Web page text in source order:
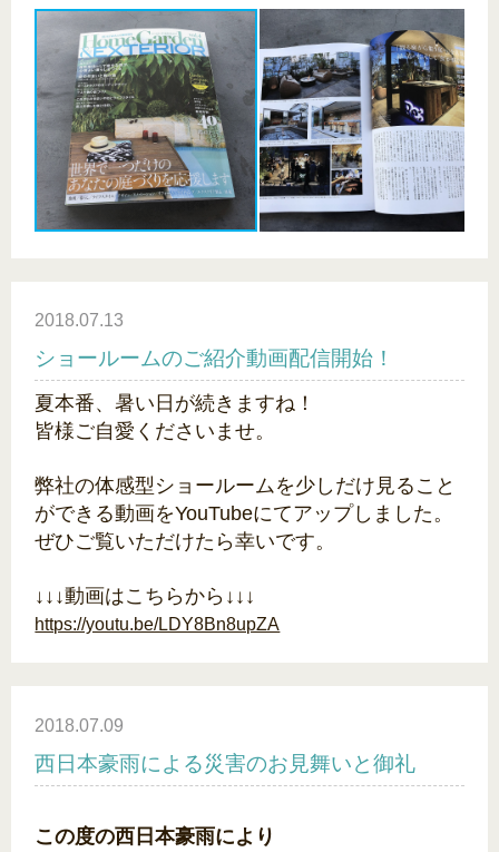
2018.07.13
ショールームのご紹介動画配信開始！
夏本番、暑い日が続きますね！
皆様ご自愛くださいませ。
弊社の体感型ショールームを少しだけ見ること
ができる動画をYouTubeにてアップしました。
ぜひご覧いただけたら幸いです。
↓↓↓動画はこちらから↓↓↓
https://youtu.be/LDY8Bn8upZA
2018.07.09
西日本豪雨による災害のお見舞いと御礼
この度の西日本豪雨により